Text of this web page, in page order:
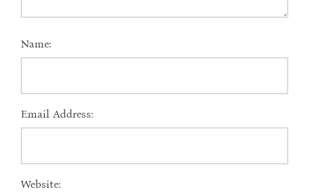
Name:
Email Address:
Website: